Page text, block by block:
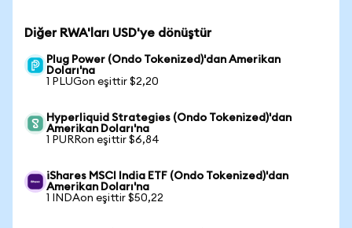
Diğer RWA'ları USD'ye dönüştür
Plug Power (Ondo Tokenized)'dan Amerikan
Doları'na
1 PLUGon eşittir $2,20
Hyperliquid Strategies (Ondo Tokenized)'dan
Amerikan Doları'na
1 PURRon eşittir $6,84
iShares MSCI India ETF (Ondo Tokenized)'dan
Amerikan Doları'na
1 INDAon eşittir $50,22